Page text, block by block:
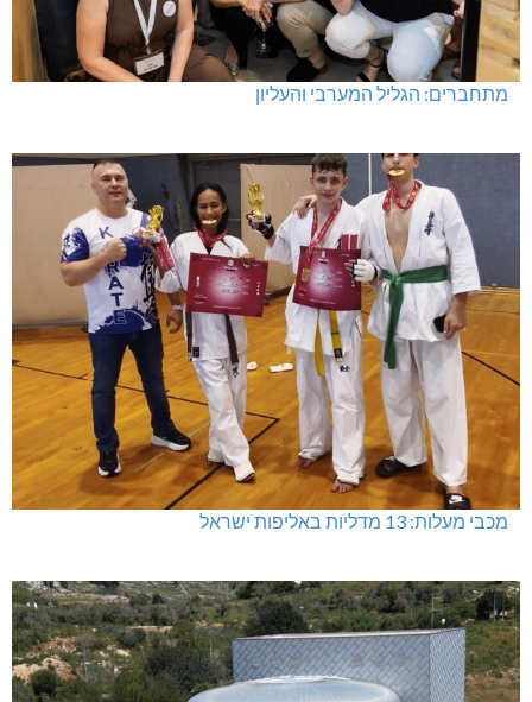
מתחברים: הגליל המערבי והעליון
מכבי מעלות: 13 מדליות באליפות ישראל